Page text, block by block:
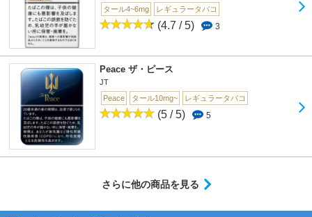
タール4~6mg
レギュラータバコ
(4.7 / 5) 3
Peace ザ・ピース
JT
Peace
タール10mg~ レギュラータバコ
(5 / 5) 5
さらに他の商品を見る